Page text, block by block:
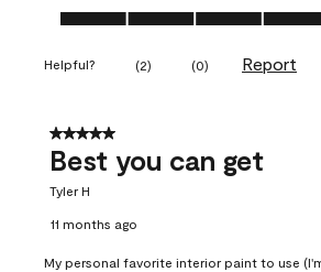
Ease of Application, 5.0 out of 5
Helpful? (2) (0) Report
5 out of 5 stars.
Best you can get
Tyler H
11 months ago
My personal favorite interior paint to use